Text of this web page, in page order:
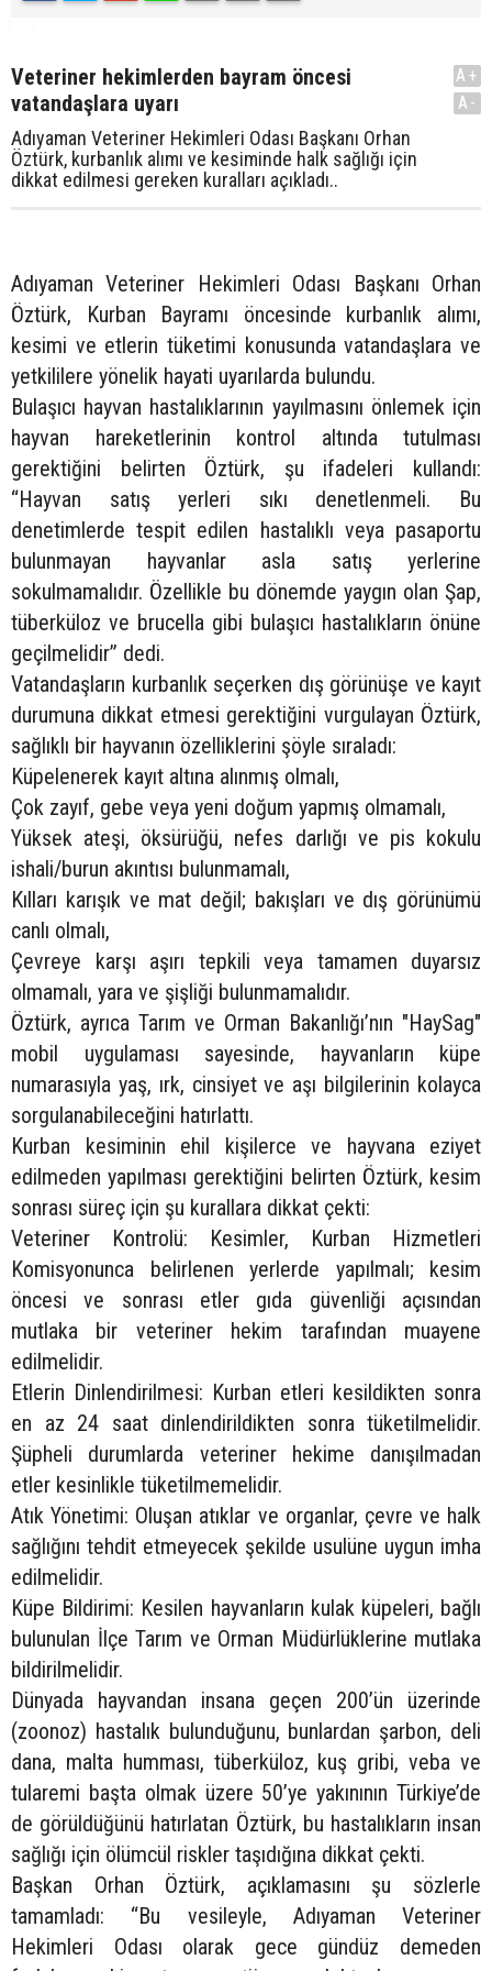
Veteriner hekimlerden bayram öncesi
vatandaşlara uyarı
Adıyaman Veteriner Hekimleri Odası Başkanı Orhan
Öztürk, kurbanlık alımı ve kesiminde halk sağlığı için
dikkat edilmesi gereken kuralları açıkladı..
A+
A-
Adıyaman Veteriner Hekimleri Odası Başkanı Orhan
Öztürk, Kurban Bayramı öncesinde kurbanlık alımı,
kesimi ve etlerin tüketimi konusunda vatandaşlara ve
yetkililere yönelik hayati uyarılarda bulundu.
Bulaşıcı hayvan hastalıklarının yayılmasını önlemek için
hayvan hareketlerinin kontrol altında tutulması
gerektiğini belirten Öztürk, şu ifadeleri kullandı:
“Hayvan satış yerleri sıkı denetlenmeli. Bu
denetimlerde tespit edilen hastalıklı veya pasaportu
bulunmayan hayvanlar asla satış yerlerine
sokulmamalıdır. Özellikle bu dönemde yaygın olan Şap,
tüberküloz ve brucella gibi bulaşıcı hastalıkların önüne
geçilmelidir” dedi.
Vatandaşların kurbanlık seçerken dış görünüşe ve kayıt
durumuna dikkat etmesi gerektiğini vurgulayan Öztürk,
sağlıklı bir hayvanın özelliklerini şöyle sıraladı:
Küpelenerek kayıt altına alınmış olmalı,
Çok zayıf, gebe veya yeni doğum yapmış olmamalı,
Yüksek ateşi, öksürüğü, nefes darlığı ve pis kokulu
ishali/burun akıntısı bulunmamalı,
Kılları karışık ve mat değil; bakışları ve dış görünümü
canlı olmalı,
Çevreye karşı aşırı tepkili veya tamamen duyarsız
olmamalı, yara ve şişliği bulunmamalıdır.
Öztürk, ayrıca Tarım ve Orman Bakanlığı’nın "HaySag"
mobil uygulaması sayesinde, hayvanların küpe
numarasıyla yaş, ırk, cinsiyet ve aşı bilgilerinin kolayca
sorgulanabileceğini hatırlattı.
Kurban kesiminin ehil kişilerce ve hayvana eziyet
edilmeden yapılması gerektiğini belirten Öztürk, kesim
sonrası süreç için şu kurallara dikkat çekti:
Veteriner Kontrolü: Kesimler, Kurban Hizmetleri
Komisyonunca belirlenen yerlerde yapılmalı; kesim
öncesi ve sonrası etler gıda güvenliği açısından
mutlaka bir veteriner hekim tarafından muayene
edilmelidir.
Etlerin Dinlendirilmesi: Kurban etleri kesildikten sonra
en az 24 saat dinlendirildikten sonra tüketilmelidir.
Şüpheli durumlarda veteriner hekime danışılmadan
etler kesinlikle tüketilmemelidir.
Atık Yönetimi: Oluşan atıklar ve organlar, çevre ve halk
sağlığını tehdit etmeyecek şekilde usulüne uygun imha
edilmelidir.
Küpe Bildirimi: Kesilen hayvanların kulak küpeleri, bağlı
bulunulan İlçe Tarım ve Orman Müdürlüklerine mutlaka
bildirilmelidir.
Dünyada hayvandan insana geçen 200’ün üzerinde
(zoonoz) hastalık bulunduğunu, bunlardan şarbon, deli
dana, malta humması, tüberküloz, kuş gribi, veba ve
tularemi başta olmak üzere 50’ye yakınının Türkiye’de
de görüldüğünü hatırlatan Öztürk, bu hastalıkların insan
sağlığı için ölümcül riskler taşıdığına dikkat çekti.
Başkan Orhan Öztürk, açıklamasını şu sözlerle
tamamladı: “Bu vesileyle, Adıyaman Veteriner
Hekimleri Odası olarak gece gündüz demeden